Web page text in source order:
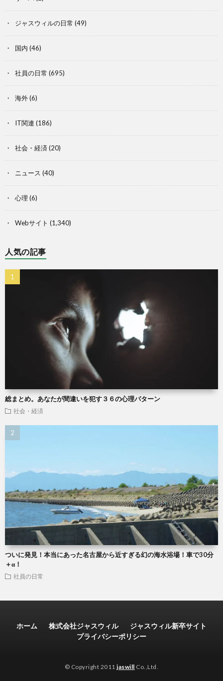
ジャスウィルの日常 (49)
国内 (46)
社員の日常 (695)
海外(6)
IT関連 (186)
社会・経済 (20)
ニュース (40)
心理 (6)
Webサイト (1,340)
人気の記事
総まとめ。あなたが間違いを犯す３６の心理パターン
社会・経済
ついに発見！本当にあった名古屋から近すぎる幻の海水浴場！車で30分
＋α！
社員の日常
ホーム 株式会社ジャスウィル
ジャスウィル新卒サイト
プライバシーポリシー
© Copyright 2011jaswill Co.,Ltd.